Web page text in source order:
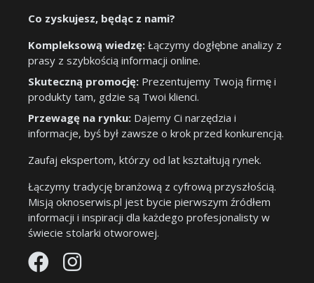
Co zyskujesz, będąc z nami?
Kompleksową wiedzę: Łączymy dogłębne analizy z
prasy z szybkością informacji online.
Skuteczną promocję: Prezentujemy Twoją firmę i
produkty tam, gdzie są Twoi klienci.
Przewagę na rynku: Dajemy Ci narzędzia i
informacje, byś był zawsze o krok przed konkurencją.
Zaufaj ekspertom, którzy od lat kształtują rynek.
Łączymy tradycję branżową z cyfrową przyszłością.
Misją oknoserwis.pl jest bycie pierwszym źródłem
informacji i inspiracji dla każdego profesjonalisty w
świecie stolarki otworowej.